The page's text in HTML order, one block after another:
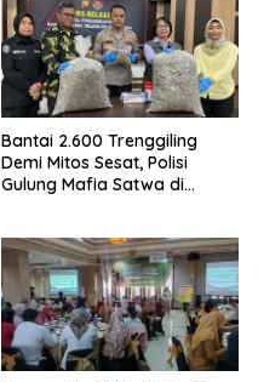
Bantai 2.600 Trenggiling
Demi Mitos Sesat, Polisi
Gulung Mafia Satwa di